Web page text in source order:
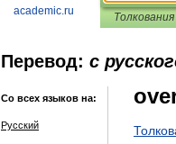
academic.ru Толкования
Перевод: с
Со всех языков на:
Русский